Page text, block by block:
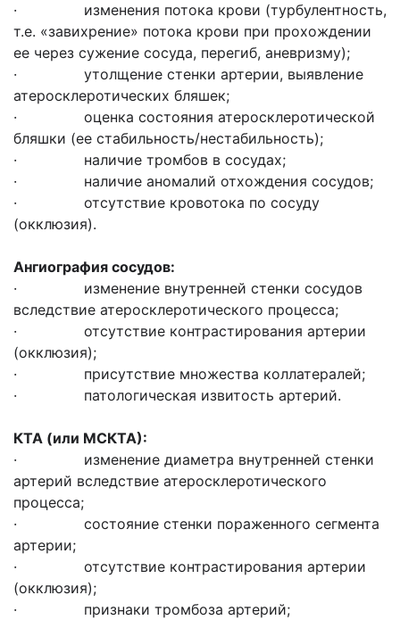
· изменения потока крови (турбулентность,
т.е. «завихрение» потока крови при прохождении
ее через сужение сосуда, перегиб, аневризму);
· утолщение стенки артерии, выявление
атеросклеротических бляшек;
· оценка состояния атеросклеротической
бляшки (ее стабильность/нестабильность);
· наличие тромбов в сосудах;
· наличие аномалий отхождения сосудов;
· отсутствие кровотока по сосуду
(окклюзия).
Ангиография сосудов:
· изменение внутренней стенки сосудов
вследствие атеросклеротического процесса;
· отсутствие контрастирования артерии
(окклюзия);
· присутствие множества коллатералей;
· патологическая извитость артерий.
КТА (или МСКТА):
· изменение диаметра внутренней стенки
артерий вследствие атеросклеротического
процесса;
· состояние стенки пораженного сегмента
артерии;
· отсутствие контрастирования артерии
(окклюзия);
· признаки тромбоза артерий;